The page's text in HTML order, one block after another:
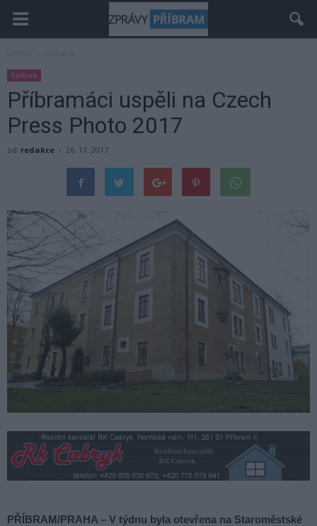
Kultura
Příbramáci uspěli na Czech
Press Photo 2017
od redakce - 26. 11. 2017
PŘÍBRAM/PRAHA – V týdnu byla otevřena na Staroměstské